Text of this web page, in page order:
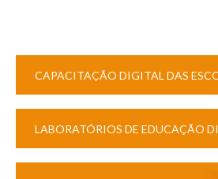
CAPACITAÇÃO DIGITAL DAS
LABORATÓRIOS DE EDUCAÇÃO